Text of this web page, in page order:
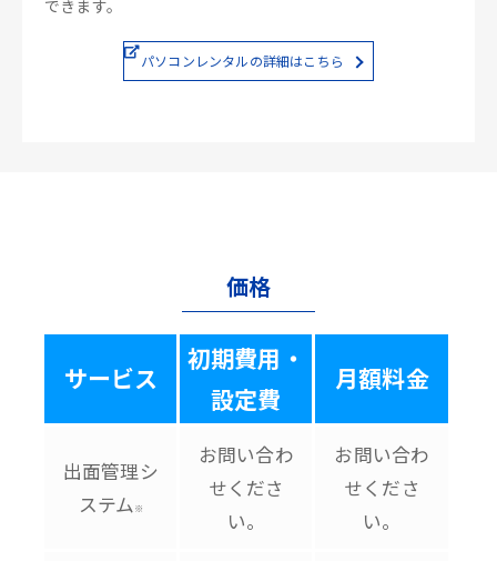
できます。
パソコンレンタルの詳細はこちら
価格
サービス
初期費用・
設定費
月額料金
出面管理シ
ステム ※
お問い合わ
せくださ
い。
お問い合わ
せくださ
い。